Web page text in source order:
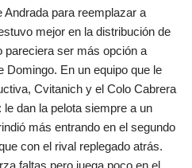
para reemplazar a
mejor en la distribución de
pareciera ser más opción a
Domingo. En un equipo que le
Cvitanich y el Colo Cabrera
dan la pelota siempre a un
más entrando en el segundo
con el rival replegado atrás.
faltas pero juega poco en el